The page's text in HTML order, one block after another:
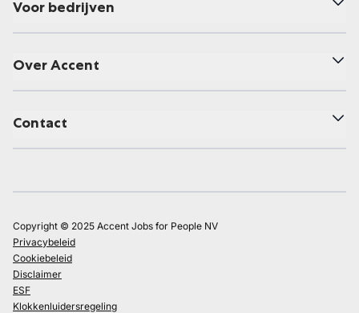
Voor bedrijven
Over Accent
Contact
Copyright © 2025 Accent Jobs for People NV
Privacybeleid
Cookiebeleid
Disclaimer
ESF
Klokkenluidersregeling